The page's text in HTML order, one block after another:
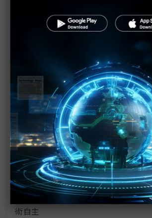
火箭發射成本若降低 立方衛星將百
次世代通訊聯盟聚焦6G、衛星戰略
三角
南韓世界號第4次發射成功 民營宇
科技1分鐘：南韓世界號火箭
FD-SOI成三星成熟製程主力 偕意法
商機
韓華系統開發航太級收發器晶片 促
術自主